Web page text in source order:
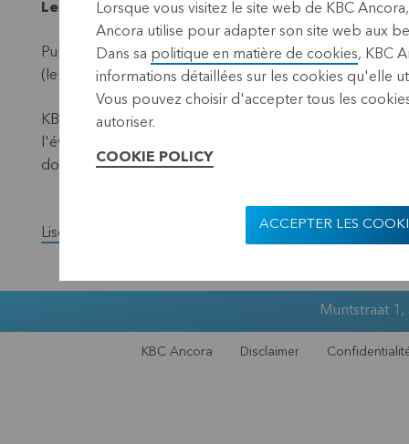
Leuven, 2 mai 2024 (17.40 CEST)
Publication conformément aux exigences de la loi sur
(le "dénominateur") – situation au 30 avril 2024.
KBC Ancora publie chaque mois sur son site web et
l'évolution du nombre total de titres avec droit de
données ont changé au cours du mois précédent.
Lisez la version complète du communiqué de presse.
Muntstraat
KBC Ancora Disclaimer
Lorsque vous visitez le site web de KBC
Ancora utilise pour adapter son site web aux
Dans sa politique en matière de cookies, KBC
informations détaillées sur les cookies qu'elle
Vous pouvez choisir d'accepter tous les
autoriser.
COOKIE POLICY
ACCEPTER LES